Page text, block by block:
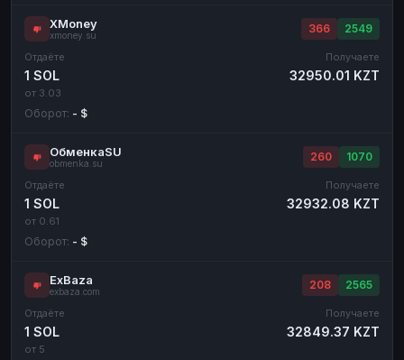
XMoney
xmoney.su
366 2549
Отдаёте
1 SOL
от 3.03
Получаете
32950.01 KZT
Оборот: - $
ОбменкаSU
obmenka.su
260 1070
Отдаёте
1 SOL
от 0.61
Получаете
32932.08 KZT
Оборот: - $
ExBaza
exbaza.com
208 2565
Отдаёте
1 SOL
от 5
Получаете
32849.37 KZT